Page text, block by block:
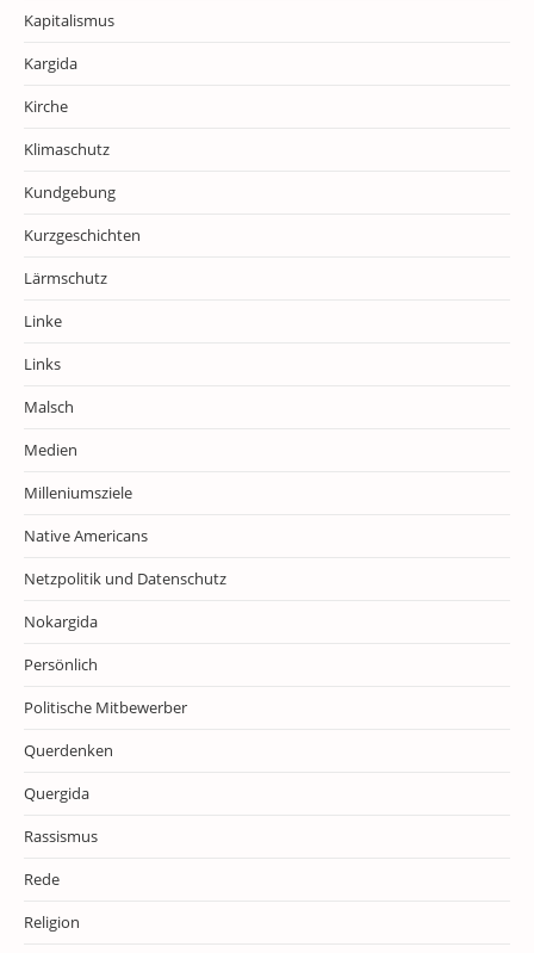
Kapitalismus
Kargida
Kirche
Klimaschutz
Kundgebung
Kurzgeschichten
Lärmschutz
Linke
Links
Malsch
Medien
Milleniumsziele
Native Americans
Netzpolitik und Datenschutz
Nokargida
Persönlich
Politische Mitbewerber
Querdenken
Quergida
Rassismus
Rede
Religion